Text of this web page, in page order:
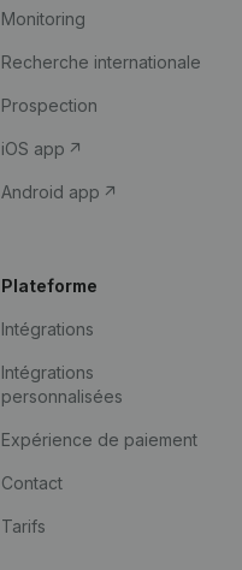
Monitoring
Recherche internationale
Prospection
iOS app
Android app
Plateforme
Intégrations
Intégrations
personnalisées
Expérience de paiement
Contact
Tarifs